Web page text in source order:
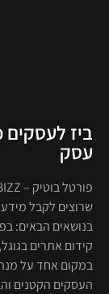
ביז לעסקים
עסק
שרוצים לקבל מידע
בנושאים הבאים:
קידום אתרים
במקום אחד על
העסקים הקטנים